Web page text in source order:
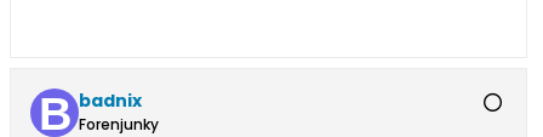
badnix
Forenjunky